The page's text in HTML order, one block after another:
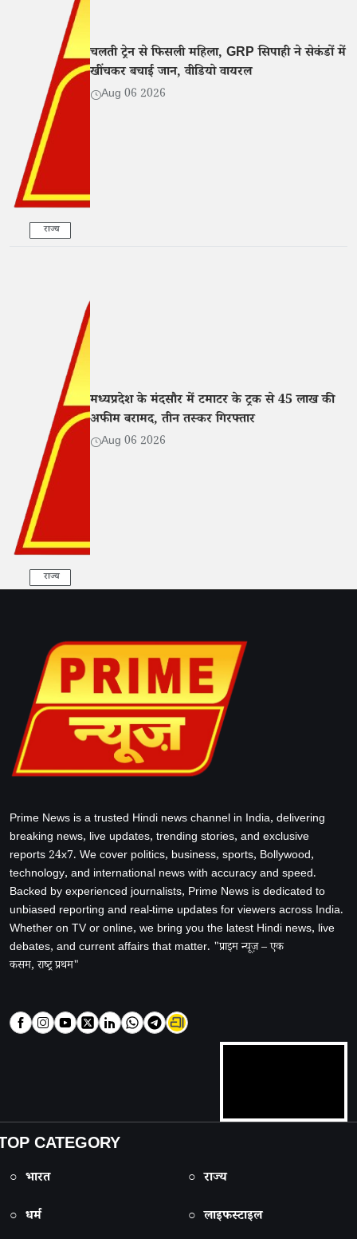
राज्य
चलती ट्रेन से फिसली महिला, GRP सिपाही ने सेकंडों में
खींचकर बचाई जान, वीडियो वायरल
Aug 06 2026
राज्य
मध्यप्रदेश के मंदसौर में टमाटर के ट्रक से 45 लाख की
अफीम बरामद, तीन तस्कर गिरफ्तार
Aug 06 2026
Prime News is a trusted Hindi news channel in India, delivering
breaking news, live updates, trending stories, and exclusive
reports 24x7. We cover politics, business, sports, Bollywood,
technology, and international news with accuracy and speed.
Backed by experienced journalists, Prime News is dedicated to
unbiased reporting and real-time updates for viewers across India.
Whether on TV or online, we bring you the latest Hindi news, live
debates, and current affairs that matter. "प्राइम न्यूज़ – एक
कसम, राष्ट्र प्रथम"
CATEGORY
○ भारत
○ राज्य
○ धर्म
○ लाइफस्टाइल